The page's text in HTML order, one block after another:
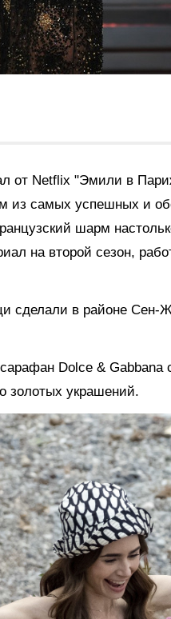
от Netflix "Эмили в
из самых успешных и
шарм
на второй сезон,
сделали в районе
Dolce &
золотых украшений.